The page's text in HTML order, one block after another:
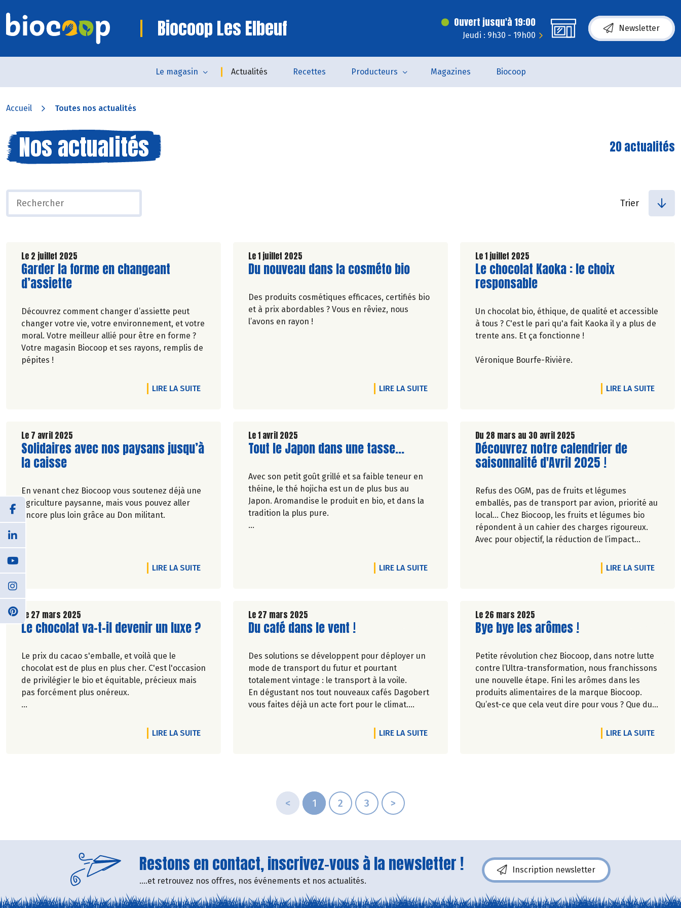
Biocoop Les Elbeuf Ouvert jusqu'à 19:00
Jeudi : 9h30 - 19h00
Newsletter
Le magasin Actualités Recettes Producteurs Magazines Biocoop
Accueil Toutes nos actualités
Nos actualités 20 actualités
Trier
Le 2 juillet 2025
Lire la suite de l'article
Garder la forme en changeant
d’assiette
Découvrez comment changer d’assiette peut
changer votre vie, votre environnement, et votre
moral. Votre meilleur allié pour être en forme ?
Votre magasin Biocoop et ses rayons, remplis de
pépites !
LIRE LA SUITEDE L'ARTICLE GARDER LA FORME EN CHANGEANT D’ASSIETTE
Le 1 juillet 2025
Lire la suite de l'article
Du nouveau dans la cosméto bio
Des produits cosmétiques efficaces, certifiés bio
et à prix abordables ? Vous en rêviez, nous
l’avons en rayon !
LIRE LA SUITEDE L'ARTICLE DU NOUVEAU DANS LA COSMÉTO BIO
Le 1 juillet 2025
Lire la suite de l'article
Le chocolat Kaoka : le choix
responsable
Un chocolat bio, éthique, de qualité et accessible
à tous ? C'est le pari qu'a fait Kaoka il y a plus de
trente ans. Et ça fonctionne !
Véronique Bourfe-Rivière.
LIRE LA SUITEDE
Le 7 avril 2025
Lire la suite de l'article
Solidaires avec nos paysans jusqu’à
la caisse
En venant chez Biocoop vous soutenez déjà une
agriculture paysanne, mais vous pouvez aller
encore plus loin grâce au Don militant.
LIRE LA SUITEDE L'ARTICLE SOLIDAIRES AVEC NOS PAYSANS JUSQU’À LA CAISSE
Le 1 avril 2025
Lire la suite de l'article
Tout le Japon dans une tasse...
Avec son petit goût grillé et sa faible teneur en
théine, le thé hojicha est un de plus bus au
Japon. Aromandise le produit en bio, et dans la
tradition la plus pure.
LIRE LA SUITEDE L'ARTICLE TOUT LE JAPON DANS UNE TASSE...
Du 28 mars au 30 avril 2025
Lire la suite de l'article
Découvrez notre calendrier de
saisonnalité d'Avril 2025 !
Refus des OGM, pas de fruits et légumes
emballés, pas de transport par avion, priorité au
local… Chez Biocoop, les fruits et légumes bio
répondent à un cahier des charges rigoureux.
Avec pour objectif, la réduction de l’impact
l’environnement. Parce que manger des produits
de qualité rime avec respect de la saisonnalité,
Découvrez celui d'Avril 2025 !
LIRE LA SUITEDE
Le 27 mars 2025
Lire la suite de l'article
Le chocolat va-t-il devenir un luxe ?
Le prix du cacao s'emballe, et voilà que le
chocolat est de plus en plus cher. C'est l'occasion
de privilégier le bio et équitable, précieux mais
pas forcément plus onéreux.
LIRE LA SUITEDE L'ARTICLE LE CHOCOLAT VA-T-IL DEVENIR UN LUXE ?
Le 27 mars 2025
Lire la suite de l'article
Du café dans le vent !
Des solutions se développent pour déployer un
mode de transport du futur et pourtant
totalement vintage : le transport à la voile.
En dégustant nos tout nouveaux cafés Dagobert
vous faites déjà un acte fort pour le climat.
équitable, il nous apporte ses arômes
directement du Brésil par voilier après 20 jours
LIRE LA SUITEDE L'ARTICLE DU CAFÉ DANS LE VENT !
Le 26 mars 2025
Lire la suite de l'article
Bye bye les arômes !
Petite révolution chez Biocoop, dans notre lutte
contre l’Ultra-transformation, nous franchissons
une nouvelle étape. Fini les arômes dans les
produits alimentaires de la marque Biocoop.
Qu’est-ce que cela veut dire pour vous ? Que du
LIRE LA SUITEDE
< 1 2 3 >
Restons en contact, inscrivez-vous à la newsletter !
....et retrouvez nos offres, nos événements et nos actualités.
Inscription newsletter